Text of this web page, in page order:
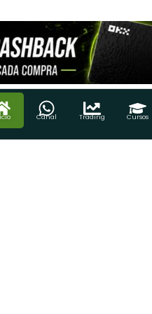
Canal Trading Cursos